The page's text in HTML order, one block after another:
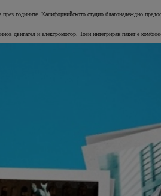
годините. Калифорнийското студио благонадеждно
и електромотор. Този интегриран пакет е